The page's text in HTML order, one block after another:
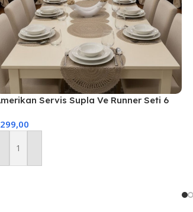
Servis Supla Ve Runner Seti 6
299,00
Sepete Ekle